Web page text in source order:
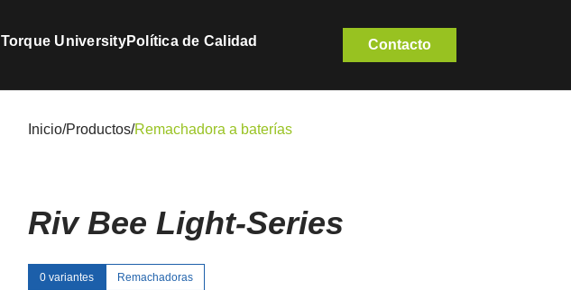
Torque UniversityPolítica de Calidad Contacto
Inicio/Productos/Remachadora a baterías
Riv Bee Light-Series
0 variantes Remachadoras